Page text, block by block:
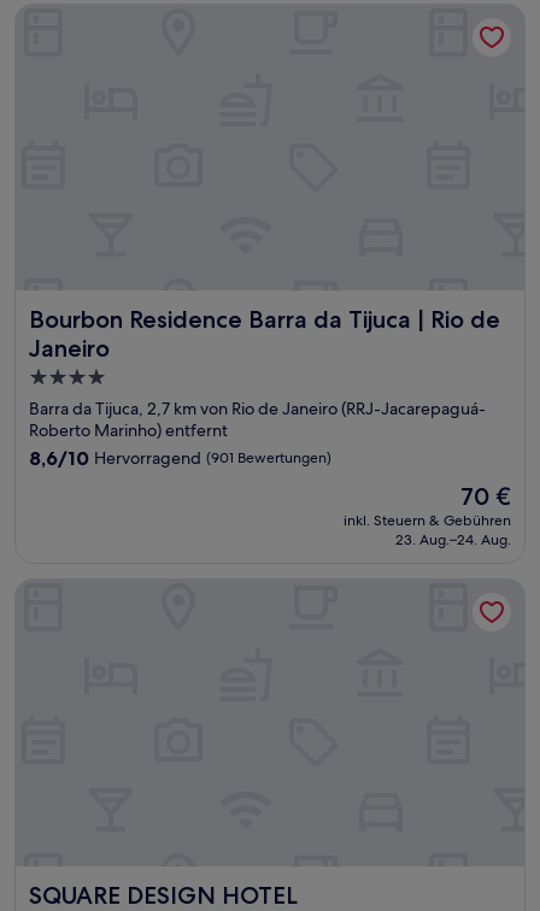
Bourbon Residence Barra da Tijuca | Rio de
Janeiro
Bourbon Residence Barra da Tijuca | Rio de Janeiro
4.0-
Sterne-
Unterkunft
Barra da Tijuca, 2,7 km von Rio de Janeiro (RRJ-Jacarepaguá-
Roberto Marinho) entfernt
8.6
8,6/10 Hervorragend (901 Bewertungen)
Der
Preis
beträgt
70 €
inkl. Steuern & Gebühren
23. Aug.–24. Aug.
Bourbon Residence Barra da Tijuca | Rio de Janeiro
SQUARE DESIGN HOTEL
SQUARE DESIGN HOTEL